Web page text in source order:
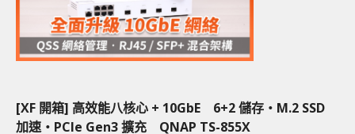
[XF 開箱] 高效能八核心 + 10GbE 6+2 儲存‧M.2 SSD
加速‧PCIe Gen3 擴充 QNAP TS-855X